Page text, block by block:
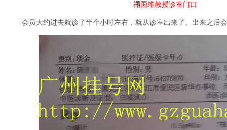
禤国维教授诊室门口
会员大约进去就诊了半个小时左右，就从诊室出来了。出来之后